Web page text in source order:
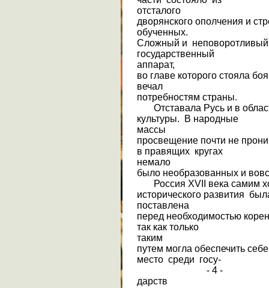
отсталого
дворянского ополчения и
обученных.
Сложный и
государственный
аппарат,
во главе которого стояла
вечал
потребностям страны.
Отставала Русь и в
культуры. В народные
массы
просвещение почти не
в правящих кругах
немало
было необразованных и
Россия XVII века самим
исторического развития
поставлена
перед необходимостью
так как только
таким
путем могла обеспечить
место среди госу-
- 4 -
дарств